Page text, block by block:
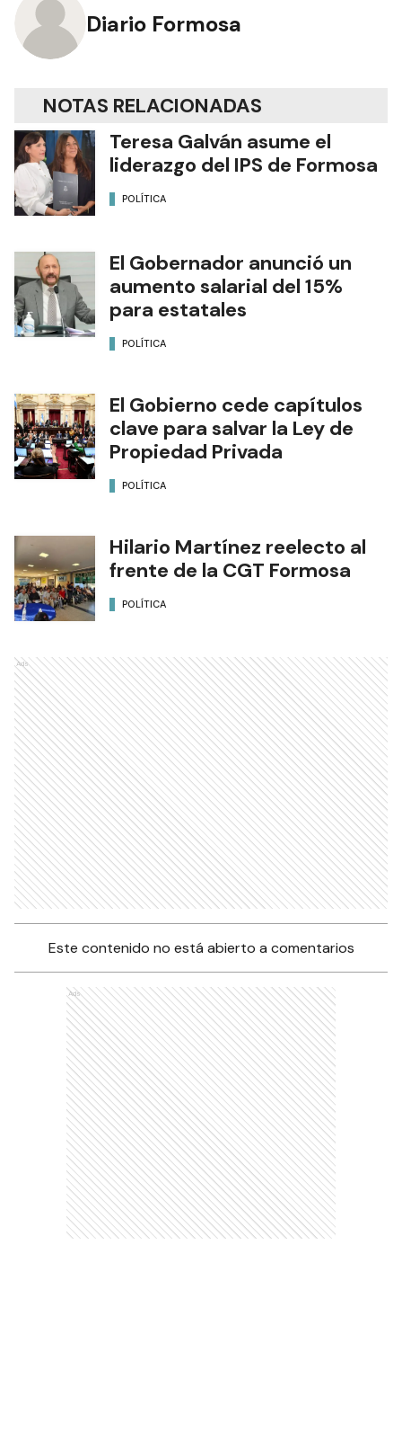
Diario Formosa
NOTAS RELACIONADAS
Teresa Galván asume el
liderazgo del IPS de Formosa
POLÍTICA
El Gobernador anunció un
aumento salarial del 15%
para estatales
POLÍTICA
El Gobierno cede capítulos
clave para salvar la Ley de
Propiedad Privada
POLÍTICA
Hilario Martínez reelecto al
frente de la CGT Formosa
POLÍTICA
Ads
Este contenido no está abierto a comentarios
Ads